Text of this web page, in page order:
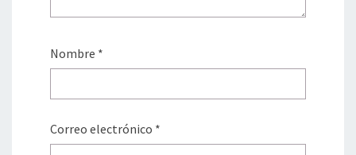
Nombre *
Correo electrónico *